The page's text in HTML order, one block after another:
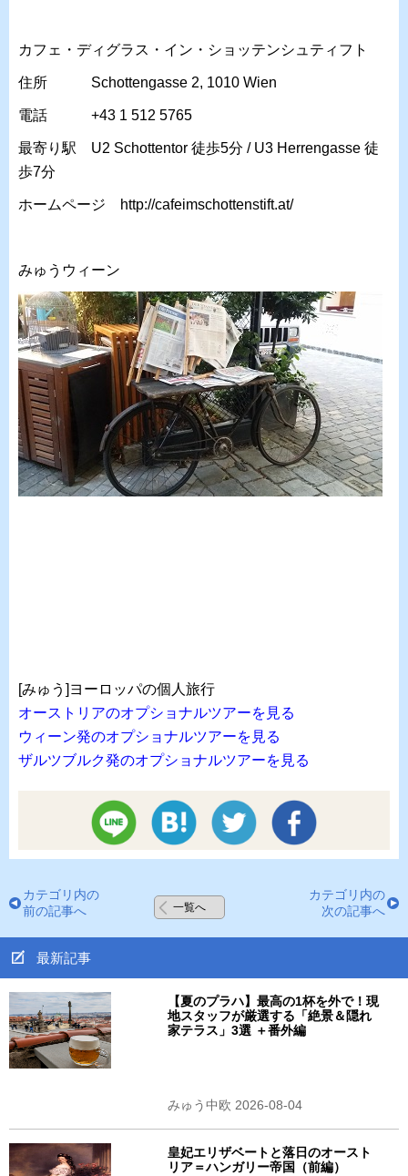
カフェ・ディグラス・イン・ショッテンシュティフト
住所 Schottengasse 2, 1010 Wien
電話 +43 1 512 5765
最寄り駅 U2 Schottentor 徒歩5分 / U3 Herrengasse 徒
歩7分
ホームページ http://cafeimschottenstift.at/
みゅうウィーン
[みゅう]ヨーロッパの個人旅行
オーストリアのオプショナルツアーを見る
ウィーン発のオプショナルツアーを見る
ザルツブルク発のオプショナルツアーを見る
カテゴリ内の
前の記事へ
一覧へ
カテゴリ内の
次の記事へ
最新記事
【夏のプラハ】最高の1杯を外で！現
地スタッフが厳選する「絶景＆隠れ
家テラス」3選 ＋番外編
みゅう中欧 2026-08-04
皇妃エリザベートと落日のオースト
リア＝ハンガリー帝国（前編）